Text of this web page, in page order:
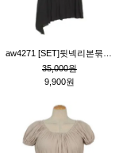
35,000원
9,900원